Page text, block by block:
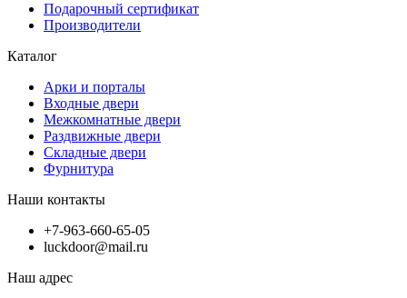
Подарочный сертификат
Производители
Каталог
Арки и порталы
Входные двери
Межкомнатные двери
Раздвижные двери
Складные двери
Фурнитура
Наши контакты
+7-963-660-65-05
luckdoor@mail.ru
Наш адрес